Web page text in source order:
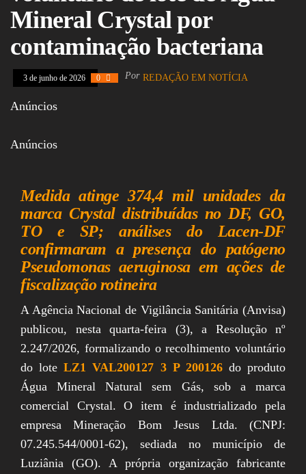
Assembleia
Legislativa,
Senado, São Paulo,
Rio de Janeiro,
Norte, Centro-
Oeste, Sul, Sudeste,
Mineral Crystal por
contaminação bacteriana
3 de junho de 2026 0 Por REDAÇÃO EM NOTÍCIA
Anúncios
Anúncios
Medida atinge 374,4 mil unidades da
marca Crystal distribuídas no DF, GO,
TO e SP; análises do Lacen-DF
confirmaram a presença do patógeno
Pseudomonas aeruginosa em ações de
fiscalização rotineira
A Agência Nacional de Vigilância Sanitária (Anvisa)
publicou, nesta quarta-feira (3), a Resolução nº
2.247/2026, formalizando o recolhimento voluntário
do loteLZ1 VAL200127 3 P 200126 do produto
Água Mineral Natural sem Gás, sob a marca
comercial Crystal. O item é industrializado pela
empresa Mineração Bom Jesus Ltda. (CNPJ:
07.245.544/0001-62), sediada no município de
Luziânia (GO). A própria organização fabricante